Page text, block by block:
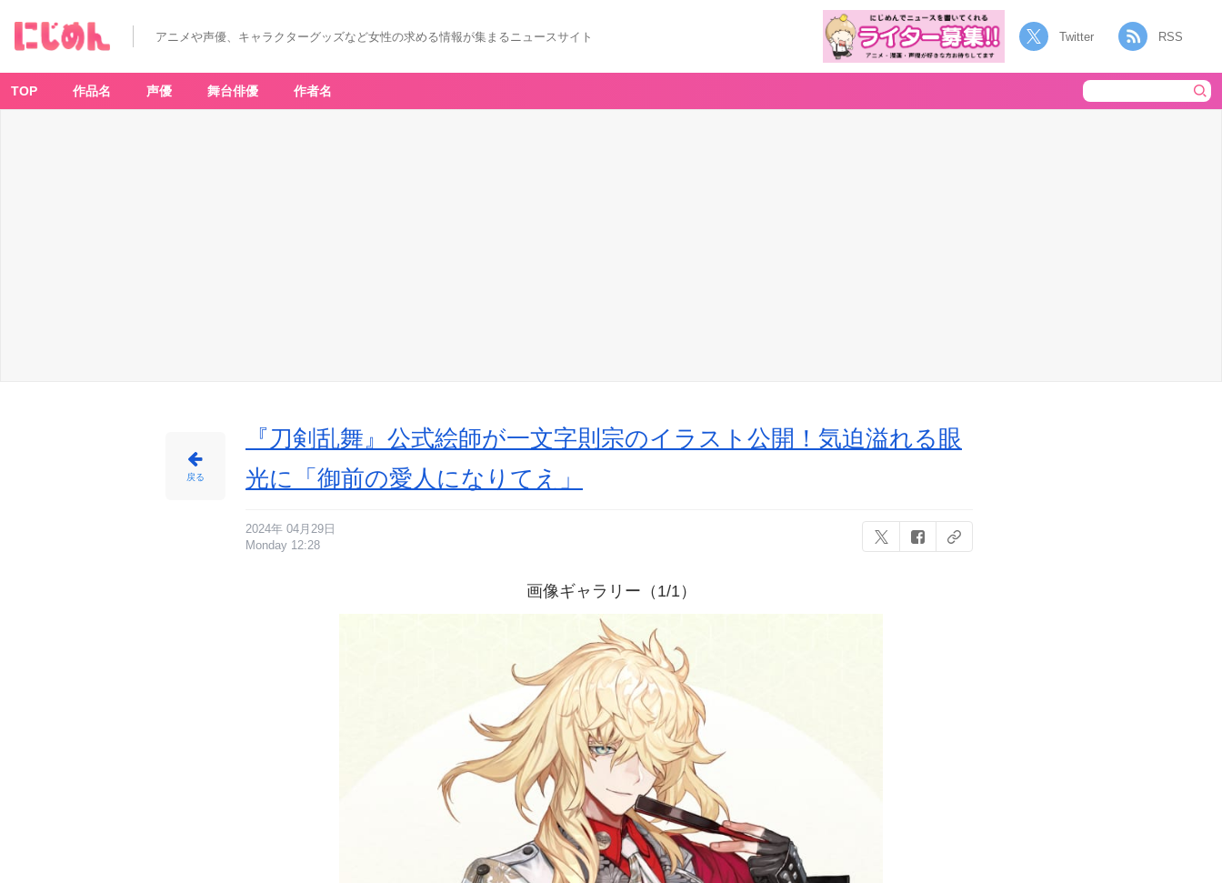
舞』
字
宗
ア
アニメや声優、キャラクターグッズなど女性の求める情報が集まるニュースサイト Twitter RSS
TOP 作品名 声優 舞台俳優 作者名
戻る
『刀剣乱舞』公式絵師が一文字則宗のイラスト公開！気迫溢れる眼
光に「御前の愛人になりてえ」
2024年 04月29日
Monday 12:28
画像ギャラリー（1/1）